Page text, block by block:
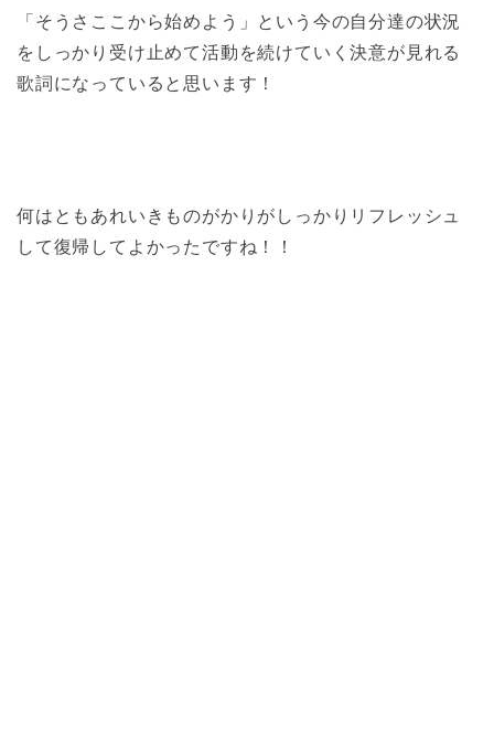
「そうさここから始めよう」という今の自分達の状況
をしっかり受け止めて活動を続けていく決意が見れる
歌詞になっていると思います！
何はともあれいきものがかりがしっかりリフレッシュ
して復帰してよかったですね！！